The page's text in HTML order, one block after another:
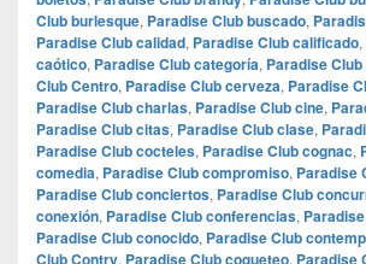
Club burlesque, Paradise Club buscado,
Paradise Club calidad, Paradise Club calificado,
caótico, Paradise Club categoría, Paradise
Club Centro, Paradise Club cerveza, Paradise
Paradise Club charlas, Paradise Club cine,
Paradise Club citas, Paradise Club clase,
Paradise Club cocteles, Paradise Club cognac,
comedia, Paradise Club compromiso, Paradise
Paradise Club conciertos, Paradise Club
conexión, Paradise Club conferencias,
Paradise Club conocido, Paradise Club
Club Contry, Paradise Club coqueteo, Paradise